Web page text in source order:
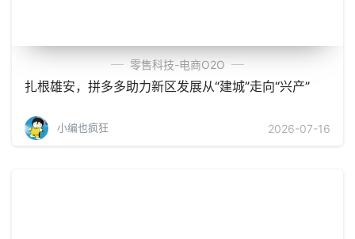
零售科技-电商O2O
扎根雄安，拼多多助力新区发展从“建城”走向“兴产”
小编也疯狂 2026-07-16